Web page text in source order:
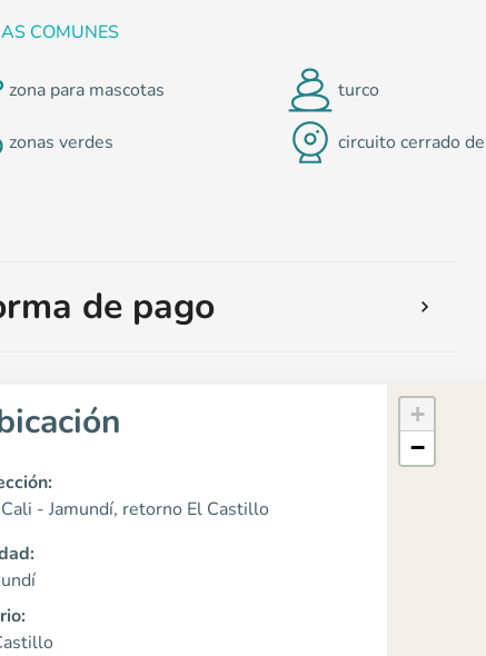
COMUNES
zona para mascotas turco
zonas verdes circuito cerrado
de pago
- Jamundí, retorno El Castillo
+
−